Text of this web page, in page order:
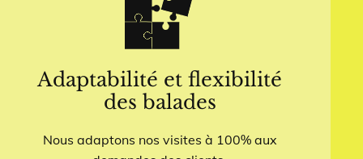
Adaptabilité et flexibilité
des balades
Nous adaptons nos visites à 100% aux